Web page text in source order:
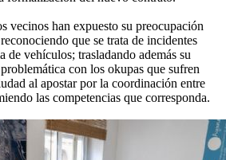
vecinos han expuesto su preocupación
que se trata de incidentes
de vehículos; trasladando además su
con los okupas que sufren
al apostar por la coordinación entre
las competencias que corresponda.